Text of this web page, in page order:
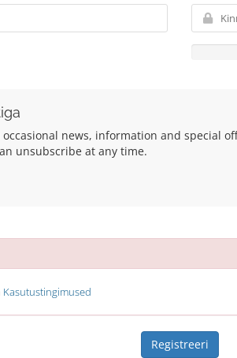
news, information and special
unsubscribe at any time.
Kasutustingimused